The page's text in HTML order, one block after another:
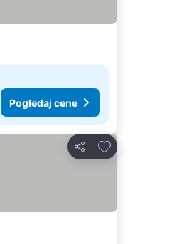
Pogledaj cene
Deli
Dodati u favorite